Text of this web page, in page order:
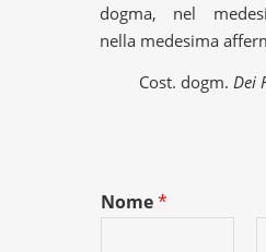
dogma, nel
nella medesima
Cost. dogm. Dei
Nome*